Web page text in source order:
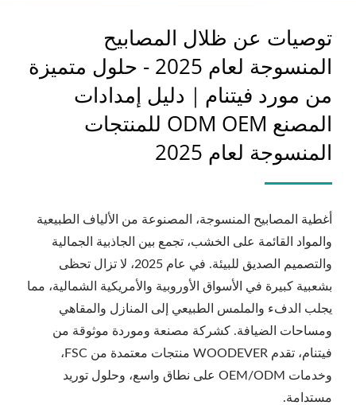
توصيات عن ظلال المصابيح
المنسوجة لعام 2025 - حلول متميزة
من مورد فيتنام｜دليل إمدادات
المصنع ODM OEM للمنتجات
المنسوجة لعام 2025
أغطية المصابيح المنسوجة، المصنوعة من الألياف الطبيعية
والمواد القائمة على الخشب، تجمع بين الجاذبية الجمالية
والتصميم الصديق للبيئة. في عام 2025، لا تزال تحظى
بشعبية كبيرة في الأسواق الأوروبية والأمريكية الشمالية، مما
يجلب الدفء والملمس الطبيعي إلى المنازل والمقاهي
ومساحات الضيافة. كشركة مصنعة وموردة موثوقة من
فيتنام، تقدم WOODEVER منتجات معتمدة من FSC،
وخدمات OEM/ODM على نطاق واسع، وحلول توريد
مستدامة.